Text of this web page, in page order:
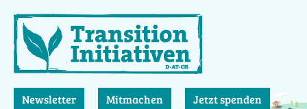
zum
Inhalt
Newsletter Mitmachen Jetzt spenden